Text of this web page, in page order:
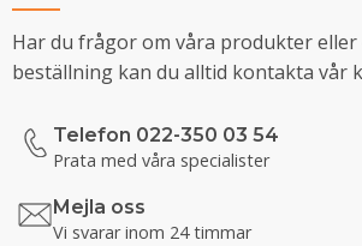
Har du frågor om våra produkter eller
beställning kan du alltid kontakta vår
Telefon 022-350 03 54
Prata med våra specialister
Mejla oss
Vi svarar inom 24 timmar